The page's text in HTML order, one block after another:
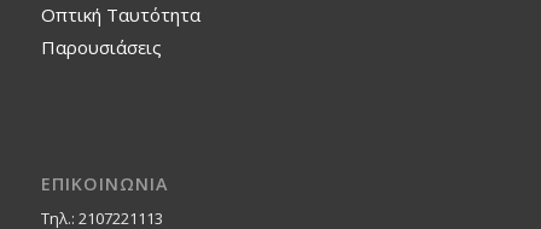
Οπτική Ταυτότητα
Παρουσιάσεις
ΕΠΙΚΟΙΝΩΝΙΑ
Τηλ.: 2107221113